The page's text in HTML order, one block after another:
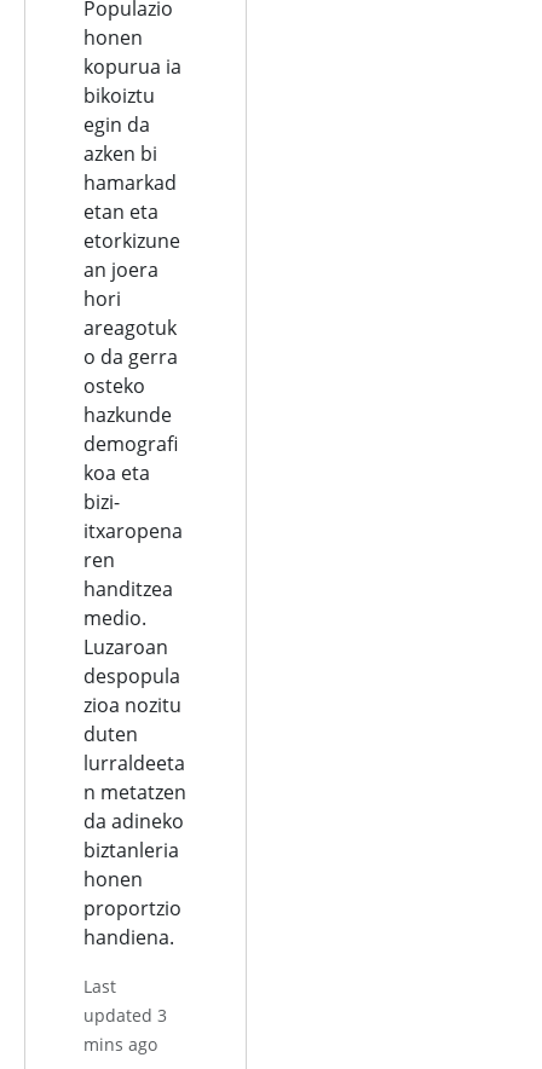
Populazio
honen
kopurua ia
bikoiztu
egin da
azken bi
hamarkad
etan eta
etorkizune
an joera
hori
areagotuk
o da gerra
osteko
hazkunde
demografi
koa eta
bizi-
itxaropena
ren
handitzea
medio.
Luzaroan
despopula
zioa nozitu
duten
lurraldeeta
n metatzen
da adineko
biztanleria
honen
proportzio
handiena.
Last
updated 3
mins ago